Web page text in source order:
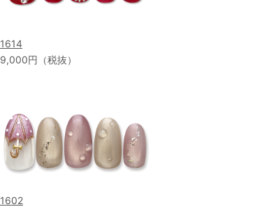
1614
9,000円（税抜）
1602